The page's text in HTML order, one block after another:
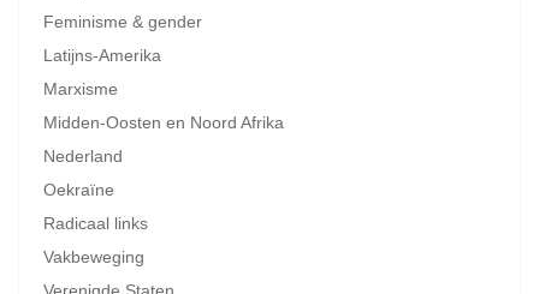
Feminisme & gender
Latijns-Amerika
Marxisme
Midden-Oosten en Noord Afrika
Nederland
Oekraïne
Radicaal links
Vakbeweging